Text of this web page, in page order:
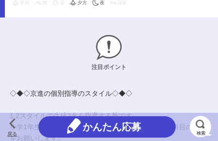
夕方 夜 深夜
注目ポイント
◇◆◇京進の個別指導のスタイル◇◆◇
1:2スタイルで生徒2名を指導する塾です。
小学1年生～高校3年生にあなたの得意な算・数(理系)科目の指導
をお願いします。
戻る
かんたん応募
検索